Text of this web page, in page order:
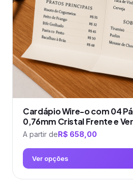
escolhidas
na
página
do
produto
Cardápio Wire-o com 04
0,76mm Cristal Frente e
A partir deR$ 658,00
Ver opções